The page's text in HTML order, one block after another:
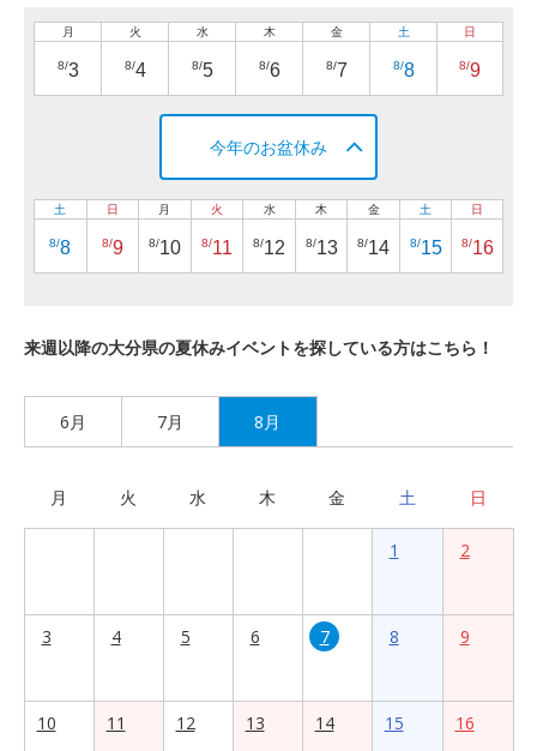
月
8/3
火
8/4
水
8/5
木
8/6
金
8/7
土
8/8
日
8/9
今年のお盆休み
土
8/8
日
8/9
月
8/10
火
8/11
水
8/12
木
8/13
金
8/14
土
8/15
日
8/16
来週以降の大分県の夏休みイベントを探している方はこちら！
6月 7月 8月
月 火 水 木 金 土 日
1 2
3 4 5 6 7 8 9
10
11
12
13
14
15
16